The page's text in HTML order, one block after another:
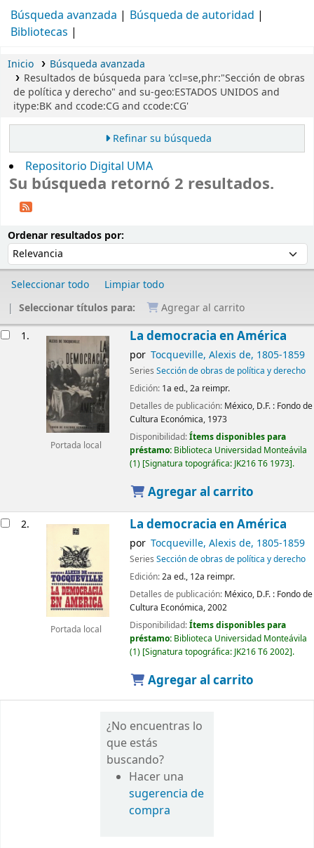
Búsqueda avanzada
Búsqueda de autoridad
Bibliotecas
Inicio
Búsqueda avanzada
Resultados de búsqueda para 'ccl=se,phr:"Sección de obras
de política y derecho" and su-geo:ESTADOS UNIDOS and
itype:BK and ccode:CG and ccode:CG'
Refinar su búsqueda
Repositorio Digital UMA
Su búsqueda retornó 2 resultados.
Ordenar resultados por:
Seleccionar todo
Limpiar todo
Seleccionar títulos para:
Agregar al carrito
1.
Portada local
La democracia en América
por Tocqueville, Alexis de, 1805-1859
Series Sección de obras de política y derecho
Edición: 1a ed., 2a reimpr.
Detalles de publicación: México, D.F. : Fondo de
Cultura Económica, 1973
Disponibilidad:Ítems disponibles para
préstamo: Biblioteca Universidad Monteávila
(1) Signatura topográfica: JK216 T6 1973 .
Agregar al carrito
2.
Portada local
La democracia en América
por Tocqueville, Alexis de, 1805-1859
Series Sección de obras de política y derecho
Edición:2a ed., 12a reimpr.
Detalles de publicación: México, D.F. : Fondo de
Cultura Económica,2002
Disponibilidad:Ítems disponibles para
préstamo: Biblioteca Universidad Monteávila
(1) Signatura topográfica: JK216 T6 2002 .
Agregar al carrito
¿No encuentras lo
que estás
buscando?
Hacer una
sugerencia de
compra